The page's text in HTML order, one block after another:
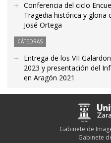
Conferencia del ciclo
Tragedia histórica y gloria
José Ortega
CÁTEDRAS
Entrega de los VII
2023 y presentación del
en Aragón 2021
Gabinete de
Gabinete